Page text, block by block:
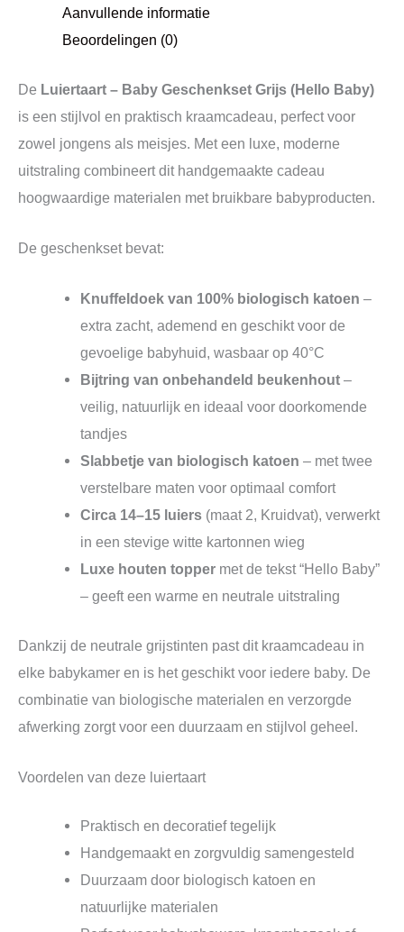
Aanvullende informatie
Beoordelingen (0)
De Luiertaart – Baby Geschenkset Grijs (Hello Baby)
is een stijlvol en praktisch kraamcadeau, perfect voor
zowel jongens als meisjes. Met een luxe, moderne
uitstraling combineert dit handgemaakte cadeau
hoogwaardige materialen met bruikbare babyproducten.
De geschenkset bevat:
Knuffeldoek van 100% biologisch katoen –
extra zacht, ademend en geschikt voor de
gevoelige babyhuid, wasbaar op 40°C
Bijtring van onbehandeld beukenhout –
veilig, natuurlijk en ideaal voor doorkomende
tandjes
Slabbetje van biologisch katoen – met twee
verstelbare maten voor optimaal comfort
Circa 14–15 luiers (maat 2, Kruidvat), verwerkt
in een stevige witte kartonnen wieg
Luxe houten topper met de tekst “Hello Baby”
– geeft een warme en neutrale uitstraling
Dankzij de neutrale grijstinten past dit kraamcadeau in
elke babykamer en is het geschikt voor iedere baby. De
combinatie van biologische materialen en verzorgde
afwerking zorgt voor een duurzaam en stijlvol geheel.
Voordelen van deze luiertaart
Praktisch en decoratief tegelijk
Handgemaakt en zorgvuldig samengesteld
Duurzaam door biologisch katoen en
natuurlijke materialen